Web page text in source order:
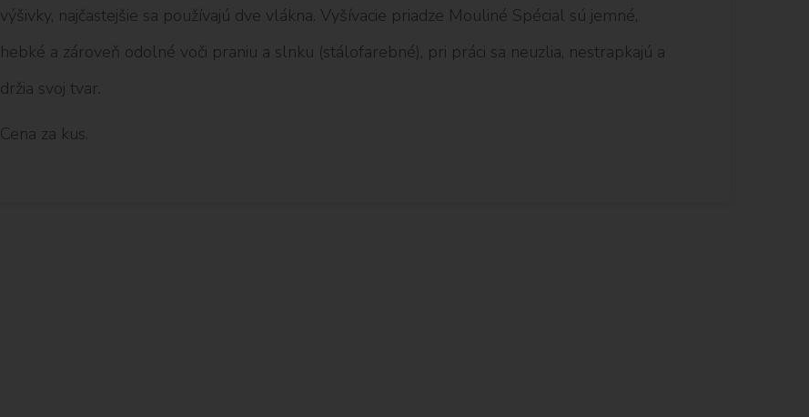
výšivky, najčastejšie sa používajú dve vlákna. Vyšívacie priadze Mouliné Spécial sú jemné,
hebké a zároveň odolné voči praniu a slnku (stálofarebné), pri práci sa neuzlia, nestrapkajú a
držia svoj tvar.
Cena za kus.